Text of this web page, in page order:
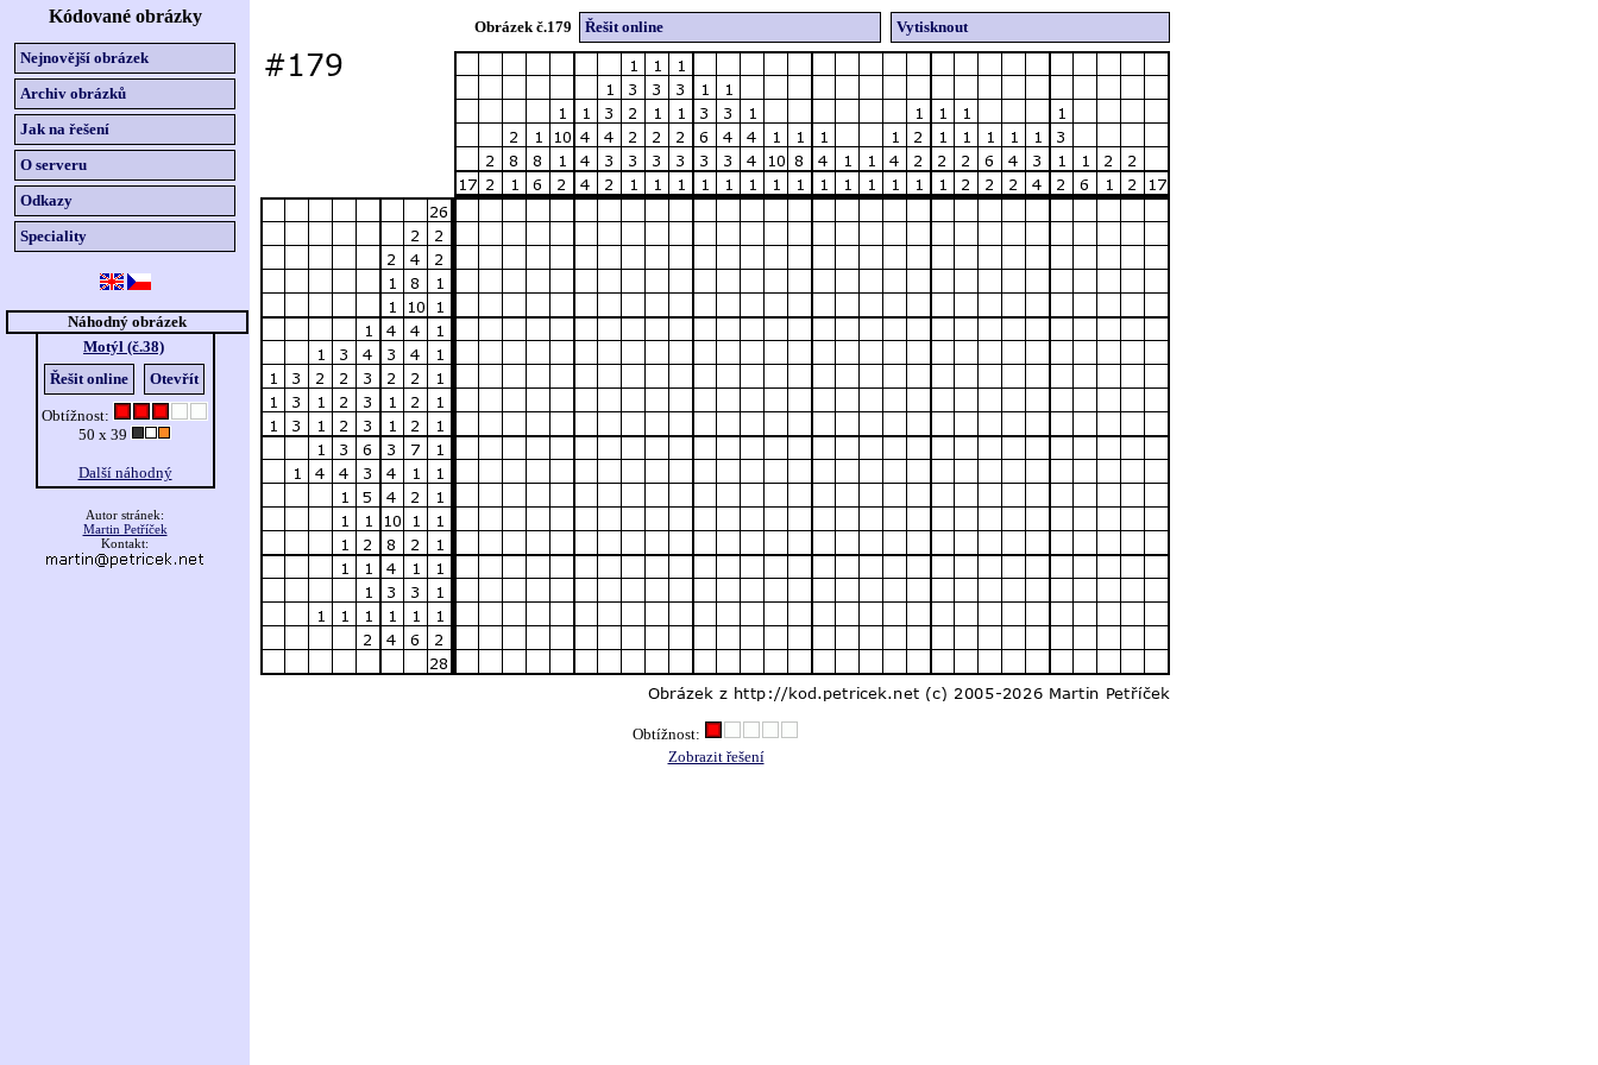
Kódované obrázky
Nejnovější obrázek
Archiv obrázků
Jak na řešení
O serveru
Odkazy
Speciality
Náhodný obrázek
Motýl (č.38)
Řešit online
Otevřít
Obtížnost:
50 x 39
Další náhodný
Autor stránek:
Martin Petříček
Kontakt:
Obrázek č.179 Řešit online Vytisknout
Obtížnost:
Zobrazit řešení